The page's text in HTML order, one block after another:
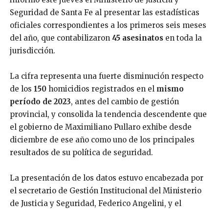
Seguridad de Santa Fe al presentar las estadísticas
oficiales correspondientes a los primeros seis meses
del año, que contabilizaron 45 asesinatos en toda la
jurisdicción.
La cifra representa una fuerte disminución respecto
de los 150 homicidios registrados en el mismo
período de 2023, antes del cambio de gestión
provincial, y consolida la tendencia descendente que
el gobierno de Maximiliano Pullaro exhibe desde
diciembre de ese año como uno de los principales
resultados de su política de seguridad.
La presentación de los datos estuvo encabezada por
el secretario de Gestión Institucional del Ministerio
de Justicia y Seguridad, Federico Angelini, y el